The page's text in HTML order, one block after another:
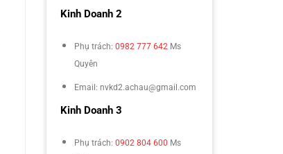
Kinh Doanh 2
Phụ trách: 0982 777 642 Ms
Quyên
Email: nvkd2.achau@gmail.com
Kinh Doanh 3
Phụ trách: 0902 804 600 Ms